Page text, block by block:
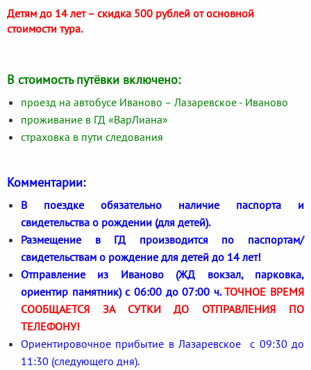
Детям до 14 лет – скидка 500 рублей от основной
стоимости тура.
В стоимость путёвки включено:
проезд на автобусе Иваново – Лазаревское - Иваново
проживание в ГД «ВарЛиана»
страховка в пути следования
Комментарии:
В поездке обязательно наличие паспорта и
свидетельства о рождении (для детей).
Размещение в ГД производится по паспортам/
свидетельствам о рождение для детей до 14 лет!
Отправление из Иваново (ЖД вокзал, парковка,
ориентир памятник) с 06:00 до 07:00 ч.ТОЧНОЕ ВРЕМЯ
СООБЩАЕТСЯ ЗА СУТКИ ДО ОТПРАВЛЕНИЯ ПО
ТЕЛЕФОНУ!
Ориентировочное прибытие в Лазаревское с 09:30 до
11:30 (следующего дня).